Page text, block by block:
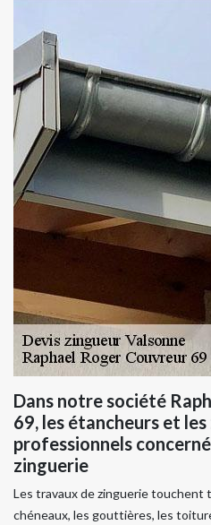
Dans notre société
69, les étancheurs et
professionnels
zinguerie
Les travaux de zinguerie touchent
chéneaux, les gouttières, les